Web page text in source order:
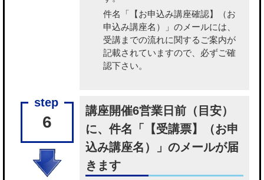
件名「【お申込み講座確認】（お
申込み講座名）」のメールには、
受講までの流れに関するご案内が
記載されていますので、必ずご確
認下さい。
6
講座開催6営業日前（目安）
に、件名「【受講票】（お申
込み講座名）」のメールが届
きます